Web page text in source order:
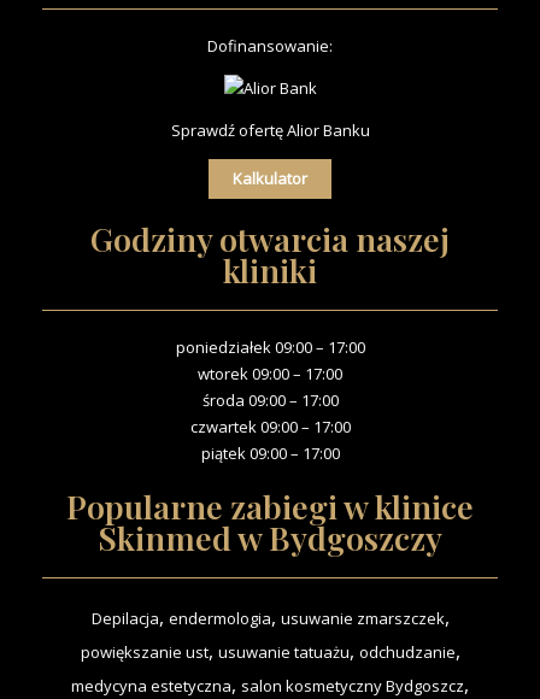
Dofinansowanie:
Sprawdź ofertę Alior Banku
Kalkulator
Godziny otwarcia naszej
kliniki
poniedziałek 09:00 – 17:00
wtorek 09:00 – 17:00
środa 09:00 – 17:00
czwartek 09:00 – 17:00
piątek 09:00 – 17:00
Popularne zabiegi w klinice
Skinmed w Bydgoszczy
Depilacja, endermologia, usuwanie zmarszczek,
powiększanie ust, usuwanie tatuażu, odchudzanie,
medycyna estetyczna, salon kosmetyczny Bydgoszcz,